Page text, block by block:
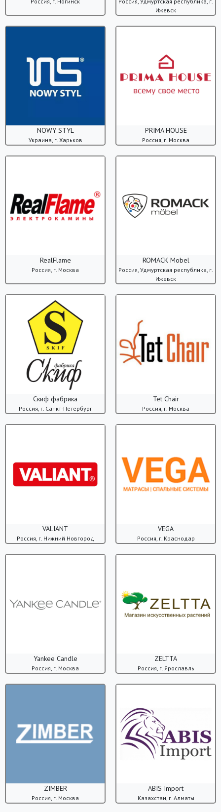
Ижевск
NOWY STYL
Украина, г. Харьков
PRIMA HOUSE
Россия, г. Москва
RealFlame
Россия, г. Москва
ROMACK Mоbel
Россия, Удмуртская республика, г.
Ижевск
Скиф фабрика
Россия, г. Санкт-Петербург
Tet Chair
Россия, г. Москва
VALIANT
Россия, г. Нижний Новгород
VEGA
Россия, г. Краснодар
Yankee Candle
Россия, г. Москва
ZELTTA
Россия, г. Ярославль
ZIMBER
Россия, г. Москва
ABIS Import
Казахстан, г. Алматы